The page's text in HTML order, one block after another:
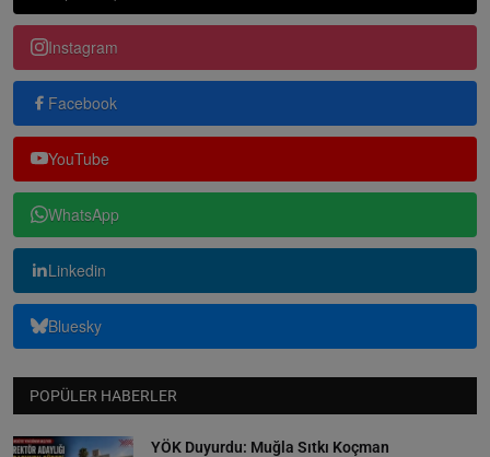
Instagram
Facebook
YouTube
WhatsApp
Linkedin
Bluesky
POPÜLER HABERLER
YÖK Duyurdu: Muğla Sıtkı Koçman